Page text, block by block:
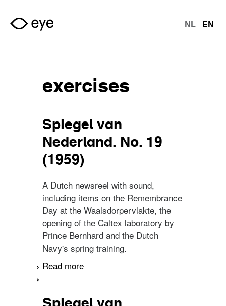
Skip to main content
NL EN
exercises
Spiegel van
Nederland. No. 19
(1959)
A Dutch newsreel with sound,
including items on the Remembrance
Day at the Waalsdorpervlakte, the
opening of the Caltex laboratory by
Prince Bernhard and the Dutch
Navy's spring training.
Read more